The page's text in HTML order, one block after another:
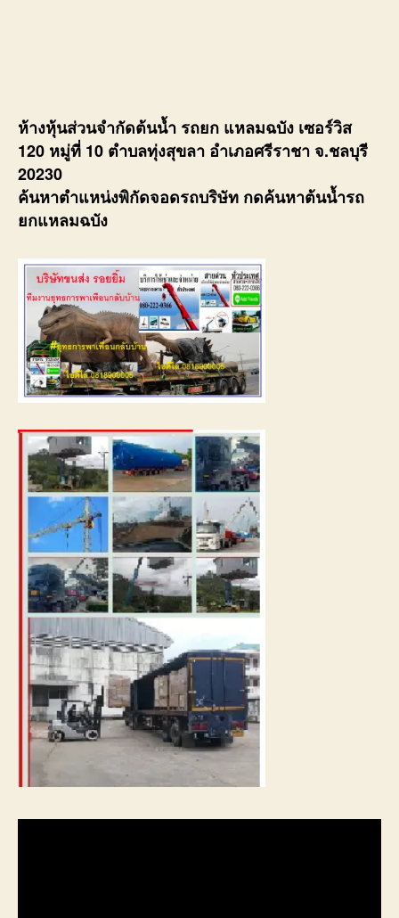
ห้างหุ้นส่วนจำกัดต้นน้ำ รถยก แหลมฉบัง เซอร์วิส
120 หมู่ที่ 10 ตำบลทุ่งสุขลา อำเภอศรีราชา จ.ชลบุรี
20230
ค้นหาตำแหน่งพิกัดจอดรถบริษัท กดค้นหาต้นน้ำรถ
ยกแหลมฉบัง